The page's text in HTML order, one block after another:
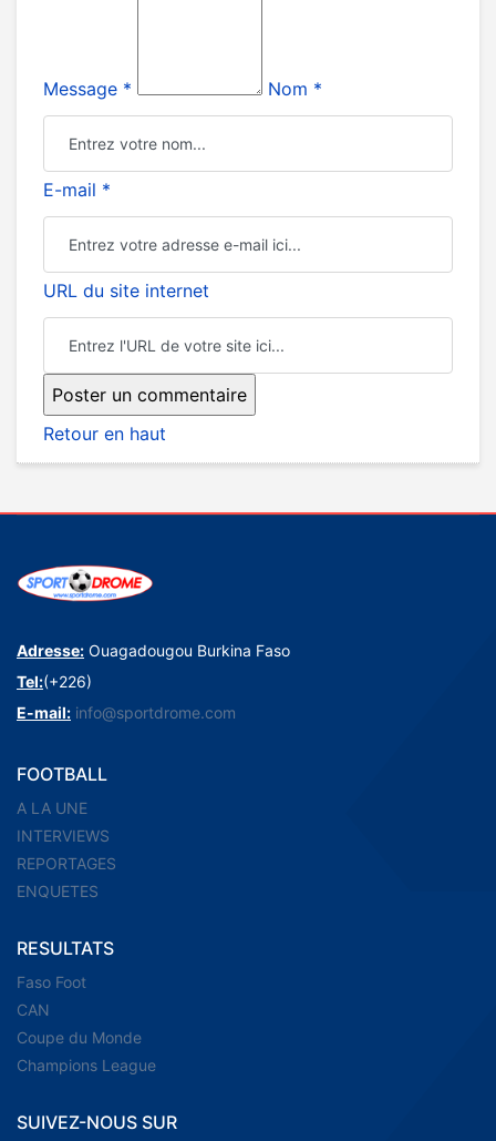
Message * Nom *
E-mail *
URL du site internet
Retour en haut
Adresse: Ouagadougou Burkina Faso
Tel:(+226)
E-mail: info@sportdrome.com
FOOTBALL
A LA UNE
INTERVIEWS
REPORTAGES
ENQUETES
RESULTATS
Faso Foot
CAN
Coupe du Monde
Champions League
SUIVEZ-NOUS SUR